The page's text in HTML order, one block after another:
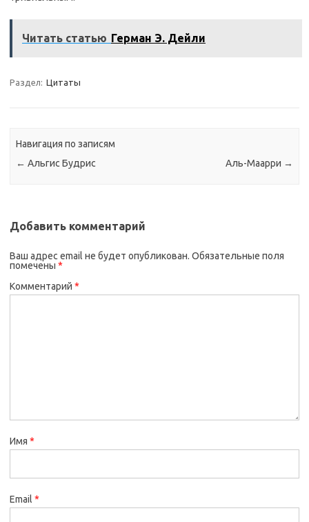
Читать статью Герман Э. Дейли
Раздел: Цитаты
Навигация по записям
← Альгис Будрис Аль-Маарри →
Добавить комментарий
Ваш адрес email не будет опубликован. Обязательные поля
помечены *
Комментарий *
Имя *
Email *